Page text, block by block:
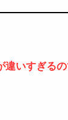
違いすぎる